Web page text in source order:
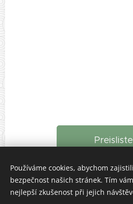
Preisliste
Používáme cookies, abychom
bezpečnost našich stránek. Tím
nejlepší zkušenost při jejich